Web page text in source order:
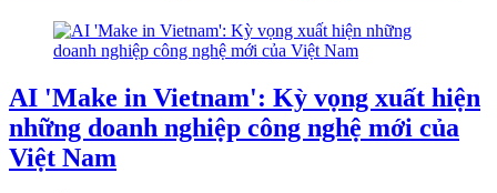
AI 'Make in Vietnam': Kỳ vọng xuất hiện
những doanh nghiệp công nghệ mới của
Việt Nam